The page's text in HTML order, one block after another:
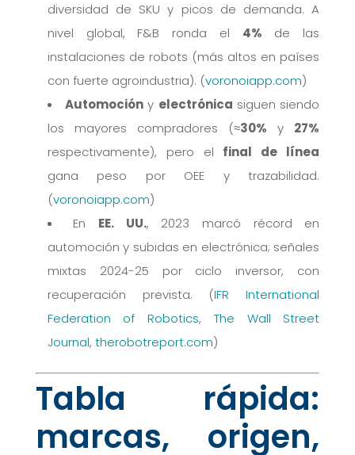
diversidad de SKU y picos de demanda. A
nivel global, F&B ronda el 4% de las
instalaciones de robots (más altos en países
con fuerte agroindustria). (voronoiapp.com)
Automoción y electrónica siguen siendo
los mayores compradores (≈30% y 27%
respectivamente), pero el final de línea
gana peso por OEE y trazabilidad.
(voronoiapp.com)
En EE. UU., 2023 marcó récord en
automoción y subidas en electrónica; señales
mixtas 2024-25 por ciclo inversor, con
recuperación prevista. (IFR International
Federation of Robotics, The Wall Street
Journal, therobotreport.com)
Tabla rápida:
marcas, origen,